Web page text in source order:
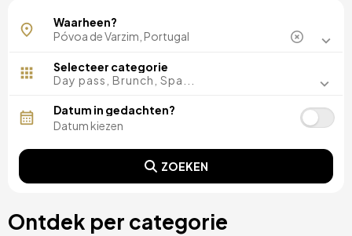
EstelaWaarheen?
Selecteer categorie
Day pass, Brunch, Spa...
Datum in gedachten?
ZOEKEN
Ontdek per categorie